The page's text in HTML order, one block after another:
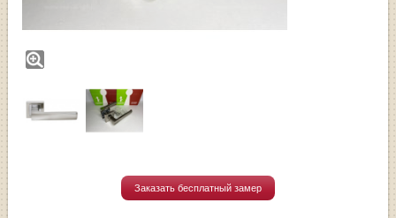
Заказать бесплатный замер